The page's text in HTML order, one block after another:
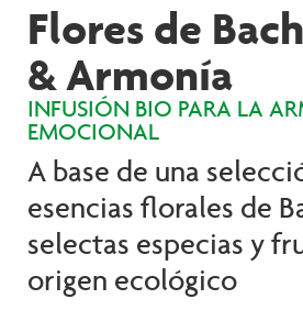
Flores de
& Armonía
INFUSIÓN BIO PARA LA
EMOCIONAL
A base de una
esencias florales de
selectas especias y
origen ecológico